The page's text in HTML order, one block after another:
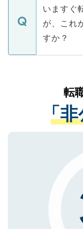
に、医療
みを人材
ています。
の辞退の
ますので
で、ご安
などで収
ご本人の
支援を目
ているすべ
は、個人
管理基準
る、プラ
ご登録い
で、機密
いますぐ
が、これ
すか？
かがいし
経験をま
させてい
ない方に
ので、まず
転
「